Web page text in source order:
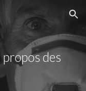
Skip to navigation
des